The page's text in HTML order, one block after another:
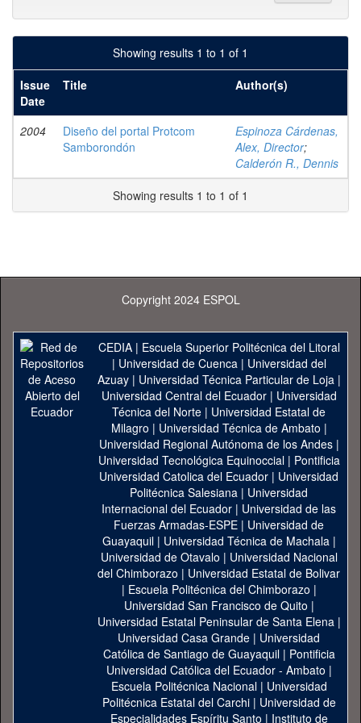
Showing results 1 to 1 of 1
Issue
Date
Title Author(s)
2004
Diseño del portal Protcom
Samborondón
Espinoza Cárdenas,
Alex, Director;
Calderón R., Dennis
Showing results 1 to 1 of 1
Copyright 2024 ESPOL
CEDIA| Escuela Superior Politécnica del Litoral
| Universidad de Cuenca| Universidad del
Azuay| Universidad Técnica Particular de Loja|
Universidad Central del Ecuador| Universidad
Técnica del Norte | Universidad Estatal de
Milagro | Universidad Técnica de Ambato |
Universidad Regional Autónoma de los Andes|
Universidad Tecnológica Equinoccial| Pontificia
Universidad Catolica del Ecuador | Universidad
Politécnica Salesiana | Universidad
Internacional del Ecuador | Universidad de las
Fuerzas Armadas-ESPE | Universidad de
Guayaquil| Universidad Técnica de Machala|
Universidad de Otavalo | Universidad Nacional
del Chimborazo | Universidad Estatal de Bolivar
| Escuela Politécnica del Chimborazo |
Universidad San Francisco de Quito |
Universidad Estatal Peninsular de Santa Elena|
Universidad Casa Grande | Universidad
Católica de Santiago de Guayaquil| Pontificia
Universidad Católica del Ecuador - Ambato |
Escuela Politécnica Nacional| Universidad
Politécnica Estatal del Carchi| Universidad de
Especialidades Espíritu Santo | Instituto de